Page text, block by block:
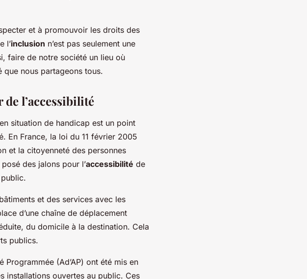
et à promouvoir les droits des
l’inclusion n’est pas seulement une
faire de notre société un lieu où
que nous partageons tous.
l’accessibilité
situation de handicap est un point
En France, la loi du 11 février 2005
et la citoyenneté des personnes
des jalons pour l’accessibilité de
et des services avec les
d’une chaîne de déplacement
du domicile à la destination. Cela
publics.
(Ad’AP) ont été mis en
installations ouvertes au public. Ces